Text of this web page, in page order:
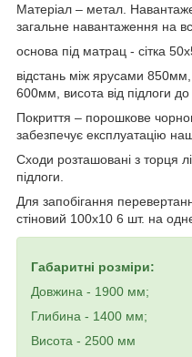
Матеріал – метал.
загальне навантаження на
основа під матрац - сітка
відстань між ярусами 850мм,
600мм, висота від підлоги
Покриття – порошкове
забезпечує експлуатацію
Сходи розташовані з торця
підлоги.
Для запобігання
стіновий 100х10 6 шт. на
Габаритні розміри:
Довжина - 1900 мм;
Глибина - 1400 мм;
Висота - 2500 мм